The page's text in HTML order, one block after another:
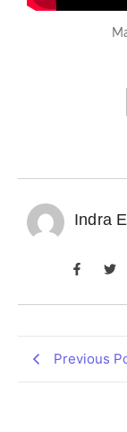
Indra
Previous